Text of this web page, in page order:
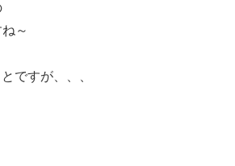
～
ですが、、、